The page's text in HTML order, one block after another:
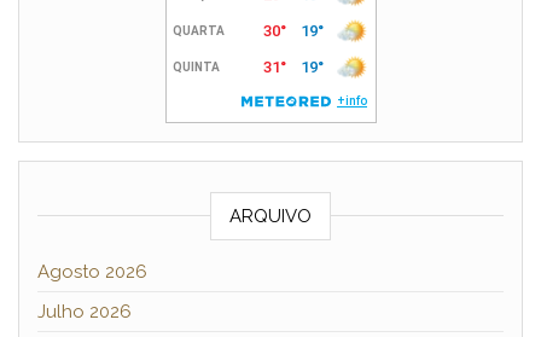
ARQUIVO
Agosto 2026
Julho 2026